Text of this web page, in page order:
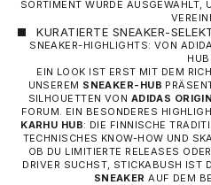
SORTIMENT WURDE AUSGEWÄHLT,
KURATIERTE SNEAKER-
SNEAKER-HIGHLIGHTS: VON
HUB
EIN LOOK IST ERST MIT DEM
UNSEREM SNEAKER-HUB
SILHOUETTEN VON ADIDAS
FORUM. EIN BESONDERES
KARHU HUB: DIE FINNISCHE
TECHNISCHES KNOW-HOW UND
OB DU LIMITIERTE RELEASES
DRIVER SUCHST, STICKABUSH IST
SNEAKER AUF DEM